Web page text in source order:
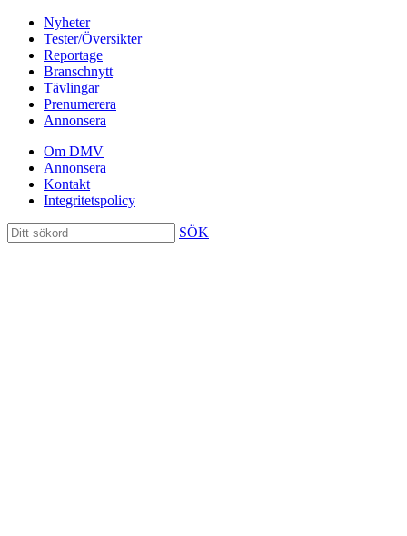
Nyheter
Tester/Översikter
Reportage
Branschnytt
Tävlingar
Prenumerera
Annonsera
Om DMV
Annonsera
Kontakt
Integritetspolicy
SÖK